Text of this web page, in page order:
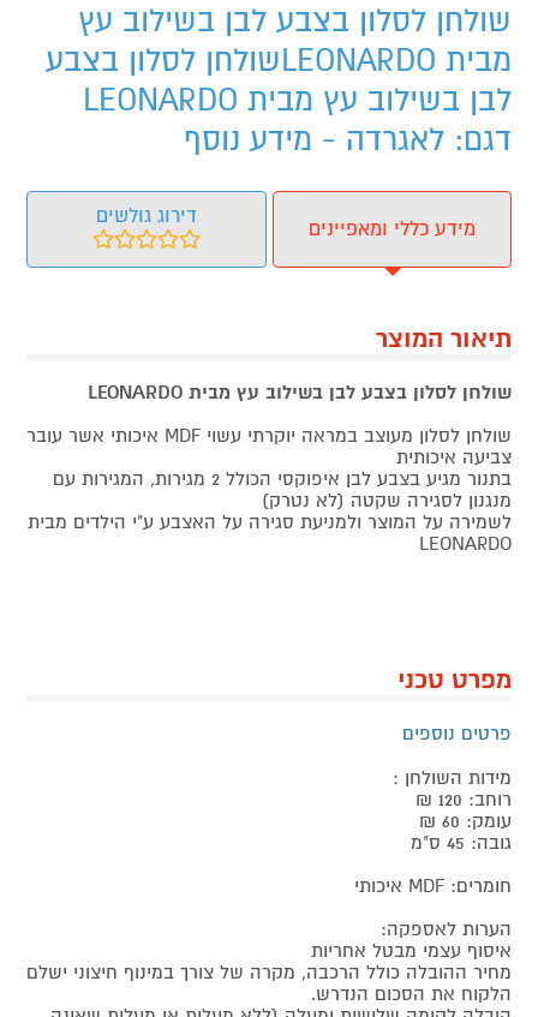
שולחן לסלון בצבע לבן בשילוב עץ
מבית LEONARDOשולחן לסלון בצבע
לבן בשילוב עץ מבית LEONARDO
דגם: לאגרדה - מידע נוסף
מידע כללי ומאפיינים
דירוג גולשים
תיאור המוצר
שולחן לסלון בצבע לבן בשילוב עץ מבית LEONARDO
שולחן לסלון מעוצב במראה יוקרתי עשוי MDF איכותי אשר עובר
צביעה איכותית
בתנור מגיע בצבע לבן איפוקסי הכולל 2 מגירות, המגירות עם
מנגנון לסגירה שקטה (לא נטרק)
לשמירה על המוצר ולמניעת סגירה על האצבע ע"י הילדים מבית
LEONARDO
מפרט טכני
פרטים נוספים
מידות השולחן :
רוחב: 120 ₪
עומק: 60 ₪
גובה: 45 ס"מ
חומרים: MDF איכותי
הערות לאספקה:
איסוף עצמי מבטל אחריות
מחיר ההובלה כולל הרכבה, מקרה של צורך במינוף חיצוני ישלם
הלקוח את הסכום הנדרש.